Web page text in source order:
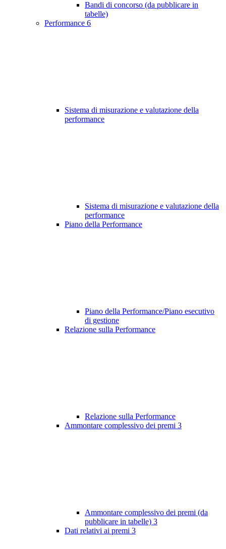
Bandi di concorso (da pubblicare in
tabelle)
Performance 6
Sistema di misurazione e valutazione della
performance
Sistema di misurazione e valutazione della
performance
Piano della Performance
Piano della Performance/Piano esecutivo
di gestione
Relazione sulla Performance
Relazione sulla Performance
Ammontare complessivo dei premi 3
Ammontare complessivo dei premi (da
pubblicare in tabelle) 3
Dati relativi ai premi 3